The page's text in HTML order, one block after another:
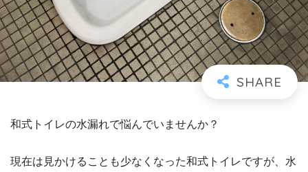
和式トイレの水漏れで悩んでいませんか？
現在は見かけることも少なくなった和式トイレですが、水